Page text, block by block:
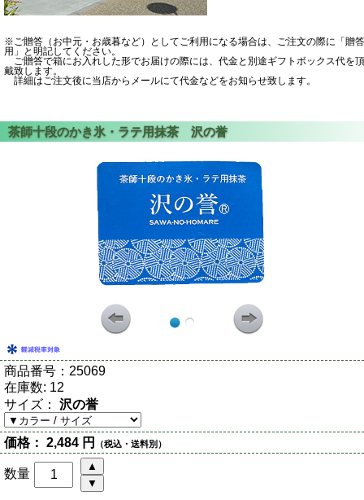
※ご贈答（お中元・お歳暮など）としてご利用になる場合は、ご注文の際に「贈答
用」と明記してください。
ご贈答で箱にお入れした形でお届けの際には、代金と別途ギフトボックス代を頂
戴致します。
詳細はご注文後に当店からメールにて代金などをお知らせ致します。
商品番号： 25069
在庫数: 12
サイズ： 沢の誉
価格： 2,484 円 （税込・送料別）
数量